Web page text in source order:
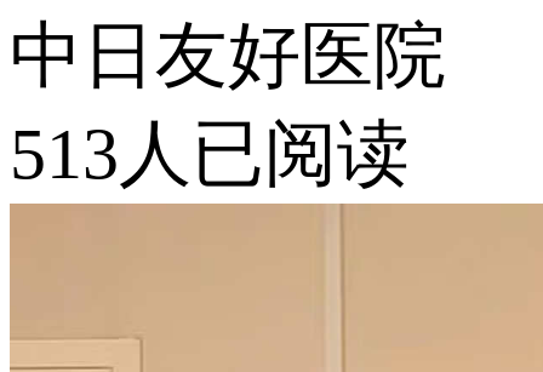
中日友好医院
513人已阅读